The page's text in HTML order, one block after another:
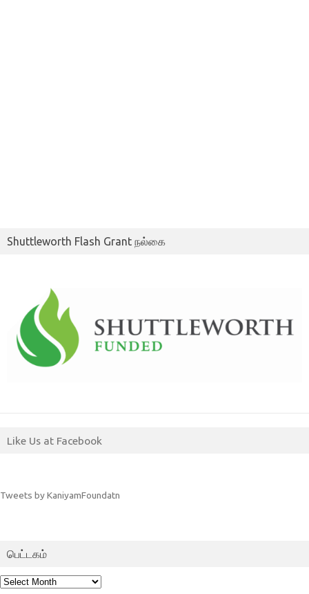
Shuttleworth Flash Grant நல்கை
Like Us at Facebook
Tweets by KaniyamFoundatn
பெட்டகம்
பெட்டகம்